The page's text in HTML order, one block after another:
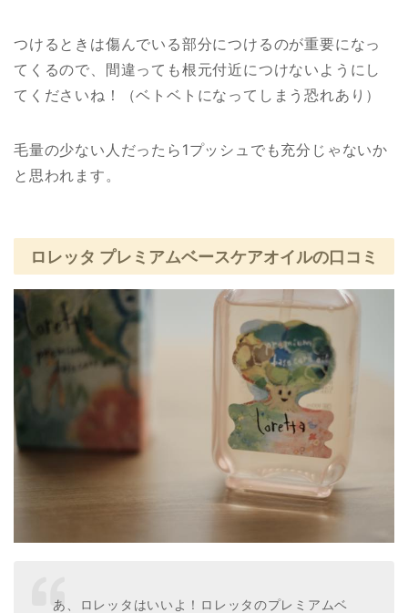
つけるときは傷んでいる部分につけるのが重要になっ
てくるので、間違っても根元付近につけないようにし
てくださいね！（ベトベトになってしまう恐れあり）
毛量の少ない人だったら1プッシュでも充分じゃないか
と思われます。
ロレッタ プレミアムベースケアオイルの口コミ
あ、ロレッタはいいよ！ロレッタのプレミアムベ